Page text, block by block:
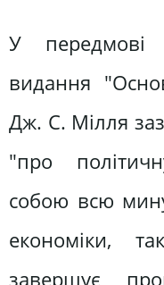
У передмові
видання
Дж. С. Мілля
"про
собою всю
економіки,
завершує